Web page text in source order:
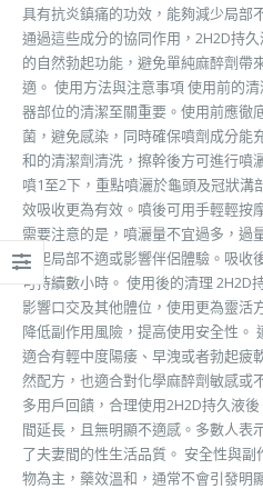
具有抗炎鎮痛的功效，能夠減少局部
通過這些成分的協同作用，2H2D持
的自然勃起功能，避免單純麻醉劑帶
適。 使用方法與注意事項 使用前的
器部位的清潔至關重要。使用前應徹
菌，避免感染，同時確保噴劑成分能
和的清潔劑清洗，擦幹後方可進行噴
噴1至2下，重點噴灑於龜頭及冠狀
效吸收更為有效。噴後可用手輕輕按
需要注意的是，噴灑量不宜過多，過
引起局部不適或影響伴侶體驗。吸收
可持續數小時。 使用後的清理 2H2D
影響口交及其他體位，使用更為靈活
降低副作用風險，提高使用安全性。
適合有輕中度陽痿、早洩或者勃起疲
然配方，也適合對化學麻醉劑敏感或
多用戶回饋，合理使用2H2D持久液
間延長，且無明顯不適感。多數人表
了夫妻間的性生活品質。 安全性與
物為主，藥效溫和，通常不會引發明